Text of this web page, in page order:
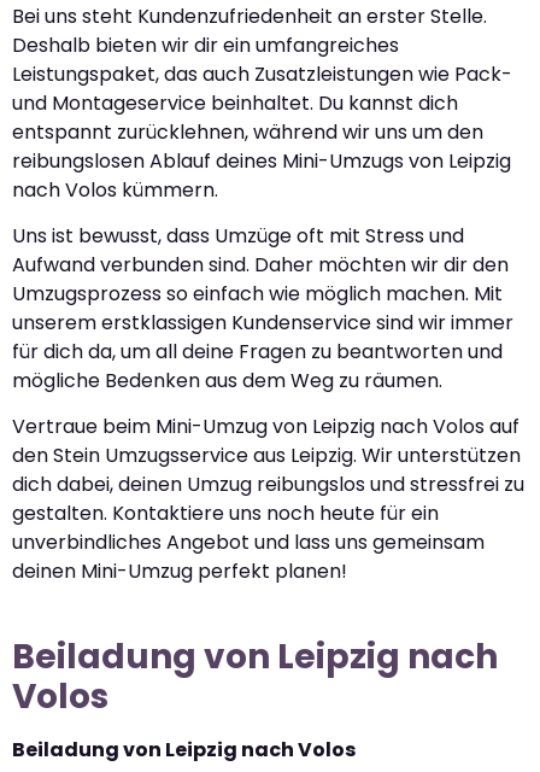
Bei uns steht Kundenzufriedenheit an erster Stelle.
Deshalb bieten wir dir ein umfangreiches
Leistungspaket, das auch Zusatzleistungen wie Pack-
und Montageservice beinhaltet. Du kannst dich
entspannt zurücklehnen, während wir uns um den
reibungslosen Ablauf deines Mini-Umzugs von Leipzig
nach Volos kümmern.
Uns ist bewusst, dass Umzüge oft mit Stress und
Aufwand verbunden sind. Daher möchten wir dir den
Umzugsprozess so einfach wie möglich machen. Mit
unserem erstklassigen Kundenservice sind wir immer
für dich da, um all deine Fragen zu beantworten und
mögliche Bedenken aus dem Weg zu räumen.
Vertraue beim Mini-Umzug von Leipzig nach Volos auf
den Stein Umzugsservice aus Leipzig. Wir unterstützen
dich dabei, deinen Umzug reibungslos und stressfrei zu
gestalten. Kontaktiere uns noch heute für ein
unverbindliches Angebot und lass uns gemeinsam
deinen Mini-Umzug perfekt planen!
Beiladung von Leipzig nach
Volos
Beiladung von Leipzig nach Volos